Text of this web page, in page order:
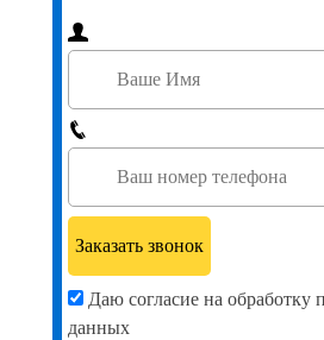
Даю согласие на обработку
данных